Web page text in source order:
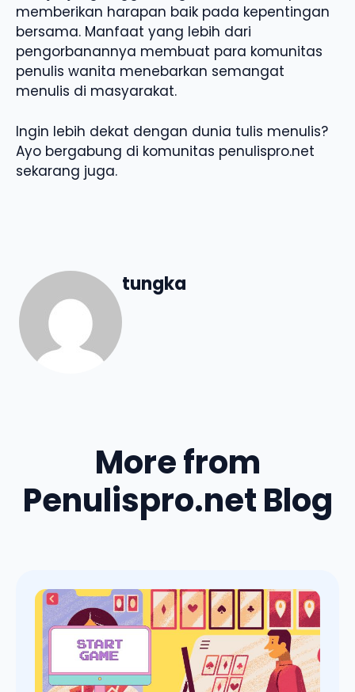
memberikan harapan baik pada kepentingan
bersama. Manfaat yang lebih dari
pengorbanannya membuat para komunitas
penulis wanita menebarkan semangat
menulis di masyarakat.
Ingin lebih dekat dengan dunia tulis menulis?
Ayo bergabung di komunitas penulispro.net
sekarang juga.
tungka
More from
Penulispro.net Blog